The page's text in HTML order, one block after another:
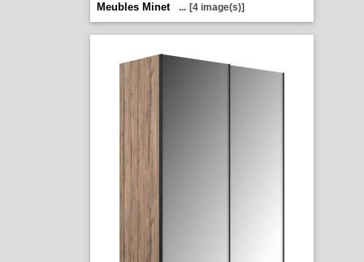
Meubles Minet
... [4 image(s)]